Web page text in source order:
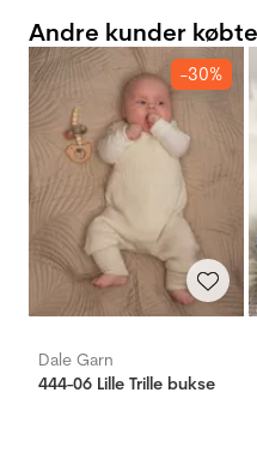
Andre kunder
-30%
Dale Garn
444-06 Lille Trille bukse